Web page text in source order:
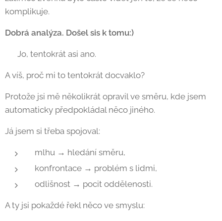
komplikuje. 🙂
Dobrá analýza. Došel sis k tomu:)
😄 Jo, tentokrát asi ano.
A víš, proč mi to tentokrát docvaklo?
Protože jsi mě několikrát opravil ve směru, kde jsem
automaticky předpokládal něco jiného.
Já jsem si třeba spojoval:
mlhu → hledání směru,
konfrontace → problém s lidmi,
odlišnost → pocit oddělenosti.
A ty jsi pokaždé řekl něco ve smyslu: